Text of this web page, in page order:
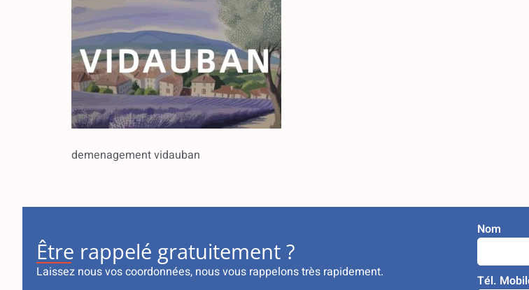
demenagement vidauban
Être rappelé gratuitement ?
Laissez nous vos coordonnées, nous vous rappelons très rapidement.
Nom
Tél.